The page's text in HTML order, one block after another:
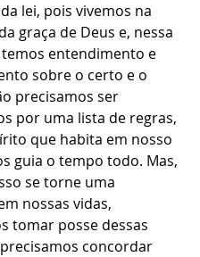
lei, pois vivemos na
graça de Deus e, nessa
entendimento e
sobre o certo e o
precisamos ser
por uma lista de regras,
que habita em nosso
guia o tempo todo. Mas,
se torne uma
nossas vidas,
tomar posse dessas
concordar